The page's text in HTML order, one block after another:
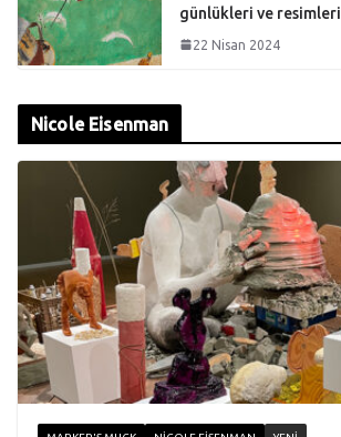
günlükleri ve resimleri
22 Nisan 2024
Nicole Eisenman